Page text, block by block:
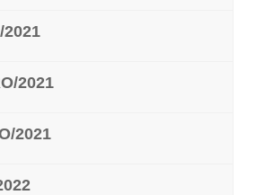
2021
2021
2021